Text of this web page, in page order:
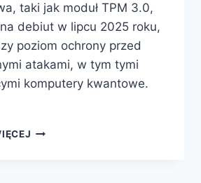
taki jak moduł TPM 3.0,
debiut w lipcu 2025 roku,
poziom ochrony przed
atakami, w tym tymi
komputery kwantowe.
SERWERY